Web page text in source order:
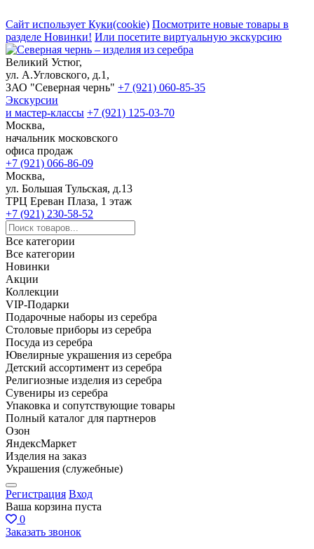
Сайт использует Куки(cookie) Посмотрите новые товары в
разделе Новинки! Или посетите виртуальную экскурсию
Великий Устюг,
ул. А.Угловского, д.1,
ЗАО "Северная чернь" +7 (921) 060-85-35
Экскурсии
и мастер-классы +7 (921) 125-03-70
Москва,
начальник московского
офиса продаж
+7 (921) 066-86-09
Москва,
ул. Большая Тульская, д.13
ТРЦ Ереван Плаза, 1 этаж
+7 (921) 230-58-52
Все категории
Все категории
Новинки
Акции
Коллекции
VIP-Подарки
Подарочные наборы из серебра
Столовые приборы из серебра
Посуда из серебра
Ювелирные украшения из серебра
Детский ассортимент из серебра
Религиозные изделия из серебра
Сувениры из серебра
Упаковка и сопутствующие товары
Полный каталог для партнеров
Озон
ЯндексМаркет
Изделия на заказ
Украшения (служебные)
Регистрация Вход
Ваша корзина пуста
0
Заказать звонок